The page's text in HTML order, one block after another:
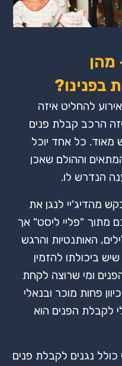
מהן
בפנינו?
להחליט איזה
הרכב קבלת פנים
מאוד. כל אחד יוכל
וההולם שאכן
הנדרש לו.
מהדיג'יי לנגן את
מתוך "פליי ליסט" אך
האותנטיות והרגש
ביכולתו להזמין
ומי שרוצה לקחת
פחות מוכר ובנאלי
לקבלת הפנים הוא
נגנים לקבלת פנים